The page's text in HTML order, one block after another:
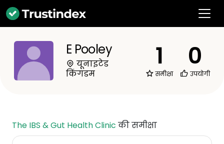
E Pooley
यूनाइटेड
किंगडम
1
समीक्षा
0
उपयोगी
The IBS & Gut Health Clinic की समीक्षा